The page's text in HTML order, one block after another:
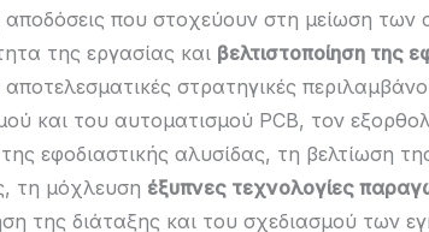
αποδόσεις που στοχεύουν στη μείωση
της εργασίας και βελτιστοποίηση της
αποτελεσματικές στρατηγικές
και του αυτοματισμού PCB, τον
εφοδιαστικής αλυσίδας, τη βελτίωση
τη μόχλευση έξυπνες τεχνολογίες
της διάταξης και του σχεδιασμού των